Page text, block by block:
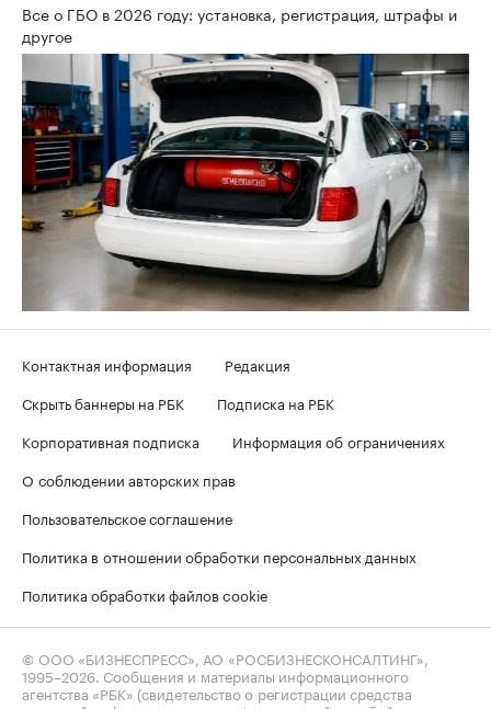
Все о ГБО в 2026 году: установка, регистрация, штрафы и
другое
Контактная информация
Редакция
Скрыть баннеры на РБК
Подписка на РБК
Корпоративная подписка
Информация об ограничениях
О соблюдении авторских прав
Пользовательское соглашение
Политика в отношении обработки персональных данных
Политика обработки файлов cookie
© ООО «БИЗНЕСПРЕСС», АО «РОСБИЗНЕСКОНСАЛТИНГ»,
1995–2026. Сообщения и материалы информационного
агентства «РБК» (свидетельство о регистрации средства